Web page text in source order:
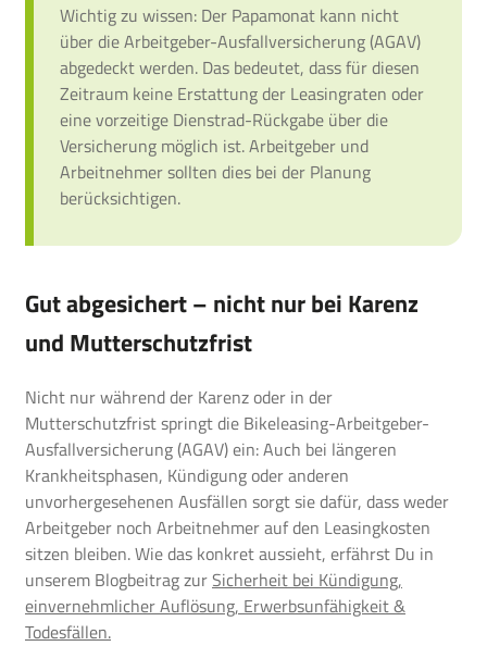
Wichtig zu wissen: Der Papamonat kann nicht
über die Arbeitgeber-Ausfallversicherung (AGAV)
abgedeckt werden. Das bedeutet, dass für diesen
Zeitraum keine Erstattung der Leasingraten oder
eine vorzeitige Dienstrad-Rückgabe über die
Versicherung möglich ist. Arbeitgeber und
Arbeitnehmer sollten dies bei der Planung
berücksichtigen.
Gut abgesichert – nicht nur bei Karenz
und Mutterschutzfrist
Nicht nur während der Karenz oder in der
Mutterschutzfrist springt die Bikeleasing-Arbeitgeber-
Ausfallversicherung (AGAV) ein: Auch bei längeren
Krankheitsphasen, Kündigung oder anderen
unvorhergesehenen Ausfällen sorgt sie dafür, dass weder
Arbeitgeber noch Arbeitnehmer auf den Leasingkosten
sitzen bleiben. Wie das konkret aussieht, erfährst Du in
unserem Blogbeitrag zurSicherheit bei Kündigung,
einvernehmlicher Auflösung, Erwerbsunfähigkeit &
Todesfällen.